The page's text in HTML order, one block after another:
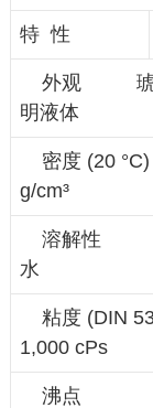
特 性
外观 琥
明液体
密度 (20
g/cm³
溶解性
水
粘度 (DIN
1,000 cPs
沸